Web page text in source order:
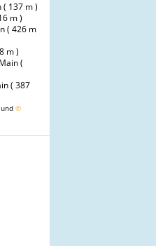
137 m )
m )
( 426 m
m )
(
( 387
©